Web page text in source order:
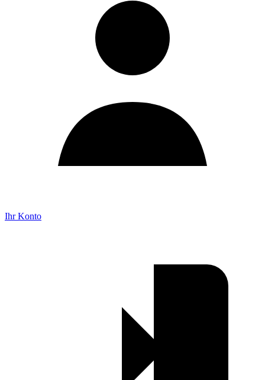
Ihr Konto